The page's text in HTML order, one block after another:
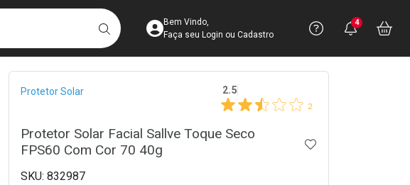
BUSCARAcesse sua Conta
Bem Vindo,
Faça seu Login ou Cadastro
Precisa
Ver Recursos
Você
4
Breadcrumb
Protetor Solar 2.5
2
Protetor Solar Facial Sallve Toque Seco
FPS60 Com Cor 70 40g
ADICIONAR AOS
832987